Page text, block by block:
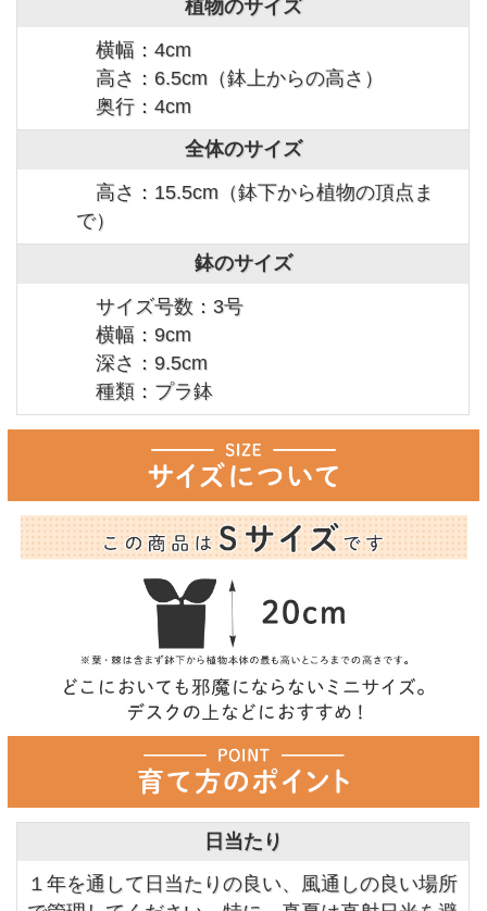
植物のサイズ
横幅：4cm
高さ：6.5cm（鉢上からの高さ）
奥行：4cm
全体のサイズ
高さ：15.5cm（鉢下から植物の頂点ま
で）
鉢のサイズ
サイズ号数：3号
横幅：9cm
深さ：9.5cm
種類：プラ鉢
日当たり
１年を通して日当たりの良い、風通しの良い場所